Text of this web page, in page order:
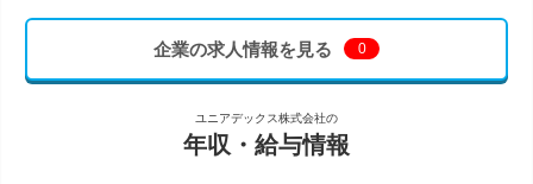
企業の求人情報を見る 0
ユニアデックス株式会社の
年収・給与情報